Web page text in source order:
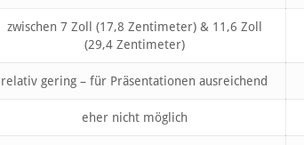
zwischen 7 Zoll (17,8 Zentimeter) & 11,6 Zoll
(29,4 Zentimeter)
relativ gering – für Präsentationen ausreichend
eher nicht möglich